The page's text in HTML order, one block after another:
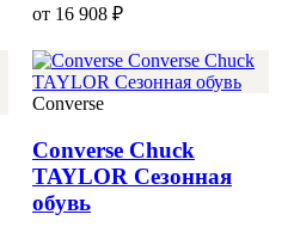
от 16 908 ₽
Converse
Converse Chuck
TAYLOR Сезонная
обувь